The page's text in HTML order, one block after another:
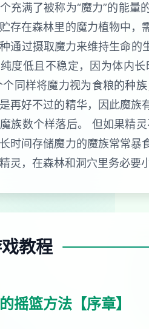
充满了被称为“魔力”的能量
存在森林里的魔力植物中，
通过摄取魔力来维持生命的
度低且不稳定，因为体内
个同样将魔力视为食粮的种
再好不过的精华，因此魔族
族数个样落后。 但如果精
时间存储魔力的魔族常常暴
灵，在森林和洞穴里务必要
教程
摇篮方法【序章】